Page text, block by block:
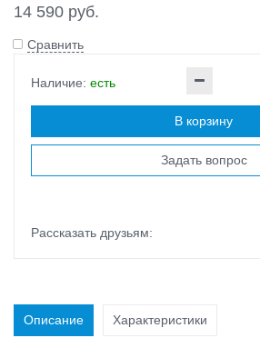
14 590 руб.
Сравнить
Наличие: есть
В корзину
Задать вопрос
Рассказать друзьям:
Описание Характеристики